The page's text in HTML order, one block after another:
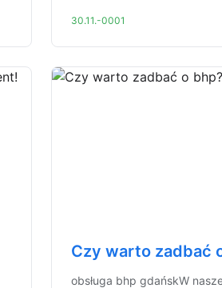
30.11.-0001
Czy warto zadbać
obsługa bhp gdańskW